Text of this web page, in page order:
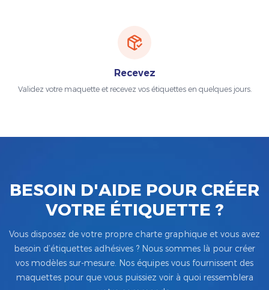
Recevez
Validez votre maquette et recevez vos étiquettes en quelques jours.
BESOIN D'AIDE POUR CRÉER
VOTRE ÉTIQUETTE ?
Vous disposez de votre propre charte graphique et vous avez
besoin d’étiquettes adhésives ? Nous sommes là pour créer
vos modèles sur-mesure. Nos équipes vous fournissent des
maquettes pour que vous puissiez voir à quoi ressemblera